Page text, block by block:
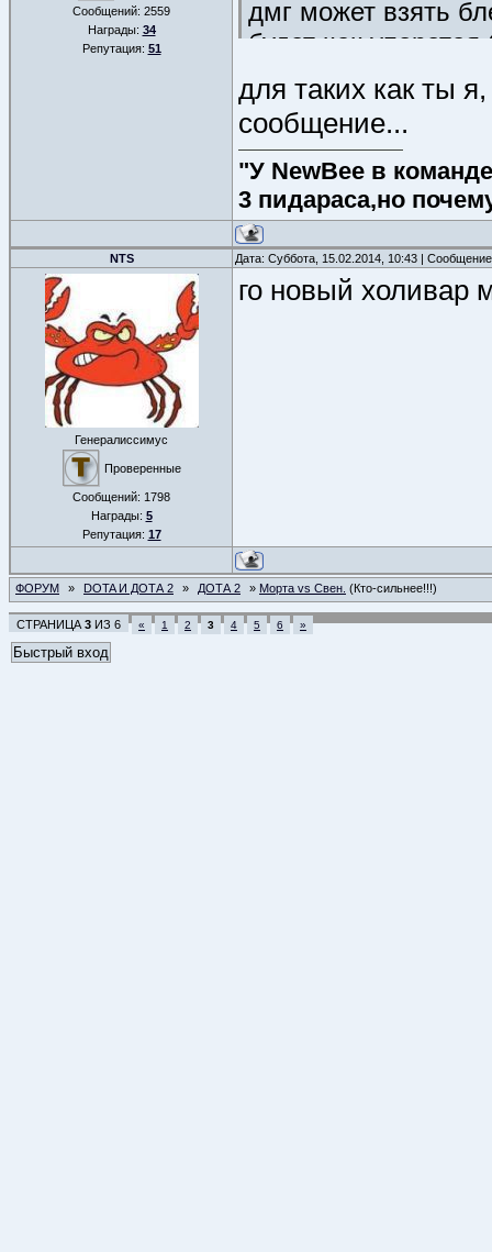
Сообщений: 2559
Награды: 34
Репутация: 51
дмг может взять
будет как
довольно много
пример на ладдере
много таких
в лицо без ничего
если ты лакер и
секунд, то морту
для таких как ты
сообщение...
"У NewBee в
3 пидараса,но
NTS Дата: Суббота, 15.02.2014, 10:43 |
Генералиссимус
Проверенные
Сообщений: 1798
Награды: 5
Репутация: 17
го новый холивар
ФОРУМ » DOTA И ДОТА 2 » ДОТА 2 » Морта vs Cвен. (Кто-сильнее!!!)
СТРАНИЦА 3 ИЗ 6 « 1 2 3 4 5 6 »